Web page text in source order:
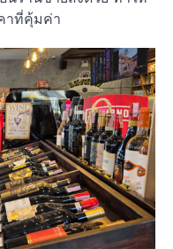
าที่คุ้มค่า